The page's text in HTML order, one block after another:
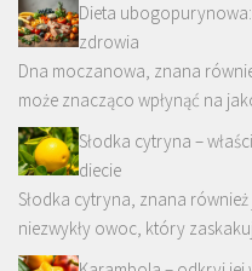
Dieta
zdrowia
Dna moczanowa, znana
może znacząco wpłynąć na
Słodka cytryna –
diecie
Słodka cytryna, znana
niezwykły owoc, który